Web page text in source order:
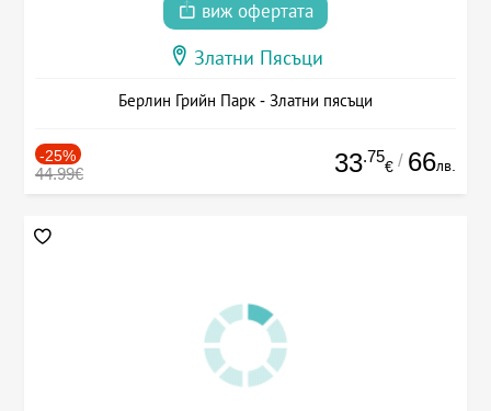
виж офертата
Златни Пясъци
Берлин Грийн Парк - Златни пясъци
-25%
44.99€ 33.75
€ / 66лв.